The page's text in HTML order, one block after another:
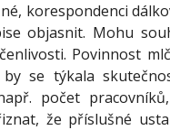
korespondenci
objasnit. Mohu
Povinnost
se týkala
počet
že příslušné